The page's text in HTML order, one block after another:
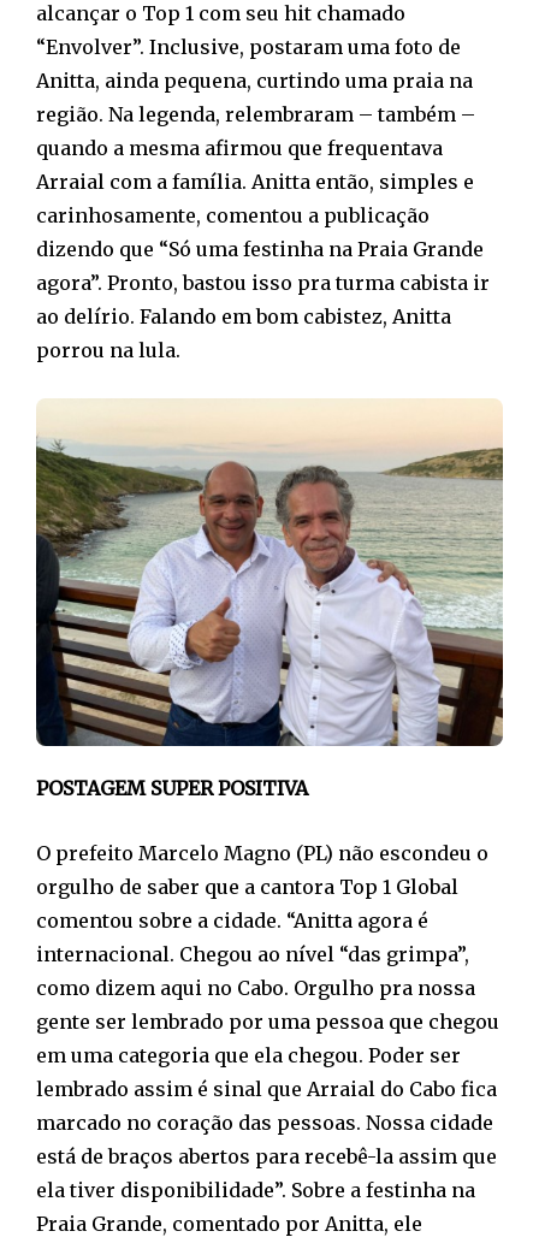
alcançar o Top 1 com seu hit chamado
“Envolver”. Inclusive, postaram uma foto de
Anitta, ainda pequena, curtindo uma praia na
região. Na legenda, relembraram – também –
quando a mesma afirmou que frequentava
Arraial com a família. Anitta então, simples e
carinhosamente, comentou a publicação
dizendo que “Só uma festinha na Praia Grande
agora”. Pronto, bastou isso pra turma cabista ir
ao delírio. Falando em bom cabistez, Anitta
porrou na lula.
POSTAGEM SUPER POSITIVA
O prefeito Marcelo Magno (PL) não escondeu o
orgulho de saber que a cantora Top 1 Global
comentou sobre a cidade. “Anitta agora é
internacional. Chegou ao nível “das grimpa”,
como dizem aqui no Cabo. Orgulho pra nossa
gente ser lembrado por uma pessoa que chegou
em uma categoria que ela chegou. Poder ser
lembrado assim é sinal que Arraial do Cabo fica
marcado no coração das pessoas. Nossa cidade
está de braços abertos para recebê-la assim que
ela tiver disponibilidade”. Sobre a festinha na
Praia Grande, comentado por Anitta, ele